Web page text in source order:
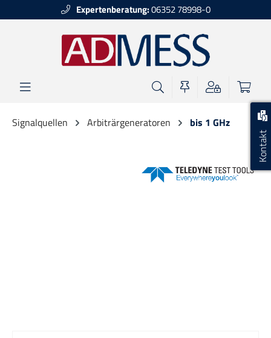
Kontakt
Expertenberatung:06352 78998-0
Signalquellen Arbiträrgeneratoren bis 1 GHz